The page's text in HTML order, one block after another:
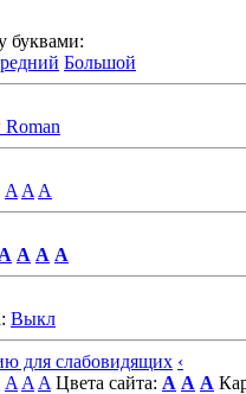
буквами:
Большой
Roman
A A A
A A A A
Выкл
для слабовидящих ‹
A A A Цвета сайта: A A A